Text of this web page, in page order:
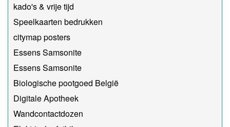
kado's & vrije tijd
Speelkaarten bedrukken
citymap posters
Essens Samsonite
Essens Samsonite
Biologische pootgoed België
Digitale Apotheek
Wandcontactdozen